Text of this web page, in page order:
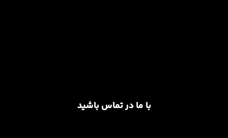
با ما در تماس باشید